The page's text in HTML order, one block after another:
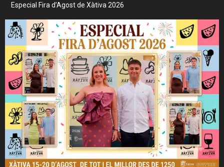
Especial Fira d’Agost de Xàtiva 2026